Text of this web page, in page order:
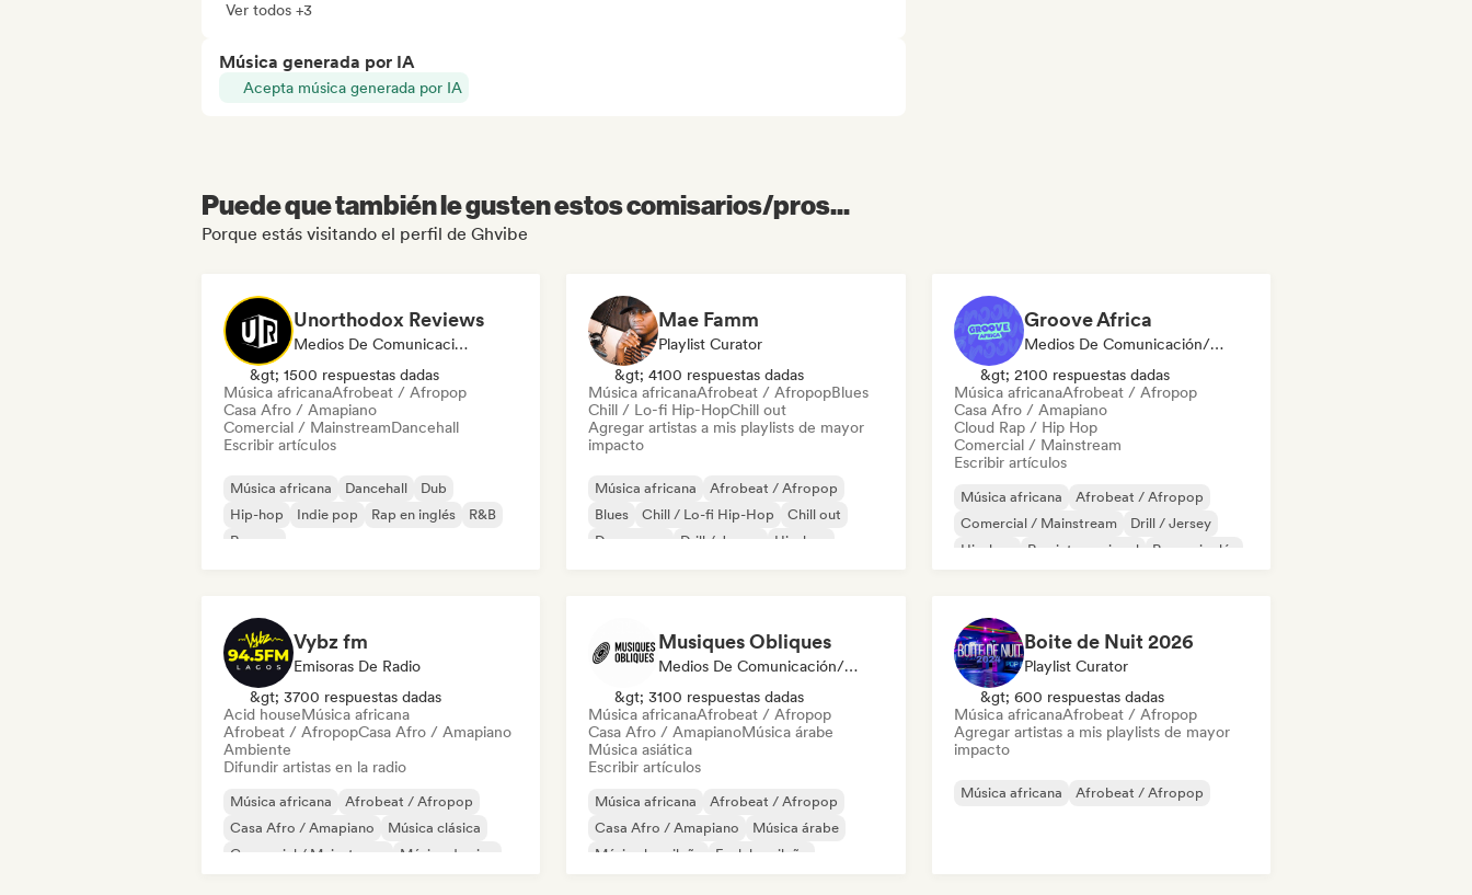
Ver todos +3
Música generada por IA
Acepta música generada por IA
Puede que también le gusten estos comisarios/pros...
Porque estás visitando el perfil de Ghvibe
Unorthodox Reviews
Medios De Comunicación/Periodista
&gt; 1500 respuestas dadas
Música africanaAfrobeat / Afropop
Casa Afro / Amapiano
Comercial / MainstreamDancehall
Escribir artículos
Música africana Dancehall
Dub
Hip-hop
Indie pop Rap en inglés
R&B
Reggae
Mae Famm
Playlist Curator
&gt; 4100 respuestas dadas
Música africanaAfrobeat / AfropopBlues
Chill / Lo-fi Hip-HopChill out
Agregar artistas a mis playlists de mayor
impacto
Música africana
Afrobeat / Afropop
Blues
Chill / Lo-fi Hip-Hop
Chill out
Dream pop
Drill / Jersey Hip-hop
Groove Africa
Medios De Comunicación/Periodista
&gt; 2100 respuestas dadas
Música africanaAfrobeat / Afropop
Casa Afro / Amapiano
Cloud Rap / Hip Hop
Comercial / Mainstream
Escribir artículos
Música africana
Afrobeat / Afropop
Comercial / Mainstream
Drill / Jersey
Hip-hop
Rap internacional
Rap en inglés
Vybz fm
Emisoras De Radio
&gt; 3700 respuestas dadas
Acid houseMúsica africana
Afrobeat / AfropopCasa Afro / Amapiano
Ambiente
Difundir artistas en la radio
Música africana
Afrobeat / Afropop
Casa Afro / Amapiano
Música clásica
Comercial / Mainstream
Música de cine
Musiques Obliques
Medios De Comunicación/Periodista
&gt; 3100 respuestas dadas
Música africanaAfrobeat / Afropop
Casa Afro / AmapianoMúsica árabe
Música asiática
Escribir artículos
Música africana
Afrobeat / Afropop
Casa Afro / Amapiano
Música árabe
Música brasileña
Funk brasileño
Boite de Nuit 2026
Playlist Curator
&gt; 600 respuestas dadas
Música africanaAfrobeat / Afropop
Agregar artistas a mis playlists de mayor
impacto
Música africana Afrobeat / Afropop